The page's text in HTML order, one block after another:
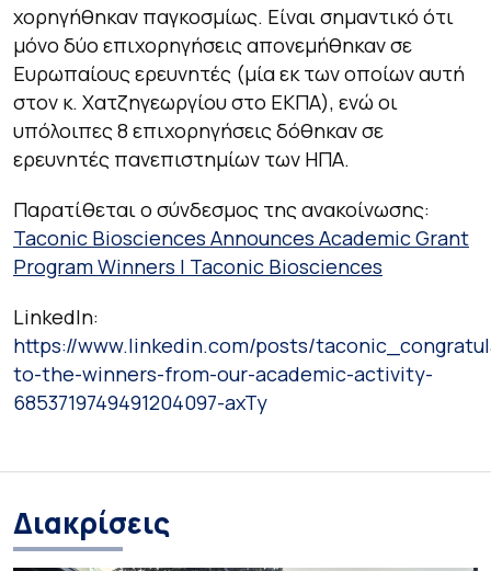
χορηγήθηκαν παγκοσμίως. Είναι σημαντικό ότι
μόνο δύο επιχορηγήσεις απονεμήθηκαν σε
Ευρωπαίους ερευνητές (μία εκ των οποίων αυτή
στον κ. Χατζηγεωργίου στο ΕΚΠΑ), ενώ οι
υπόλοιπες 8 επιχορηγήσεις δόθηκαν σε
ερευνητές πανεπιστημίων των ΗΠΑ.
Παρατίθεται ο σύνδεσμος της ανακοίνωσης:
Taconic Biosciences Announces Academic Grant
Program Winners | Taconic Biosciences
LinkedIn:
https://www.linkedin.com/posts/
to-the-winners-from-our-academic-activity-
6853719749491204097-axTy
Διακρίσεις